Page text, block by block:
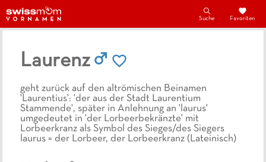
Suche Favoriten
Laurenz
geht zurück auf den altrömischen Beinamen
'Laurentius': 'der aus der Stadt Laurentium
Stammende', später in Anlehnung an 'laurus'
umgedeutet in 'der Lorbeerbekränzte' mit
Lorbeerkranz als Symbol des Sieges/des Siegers
laurus = der Lorbeer, der Lorbeerkranz (Lateinisch)